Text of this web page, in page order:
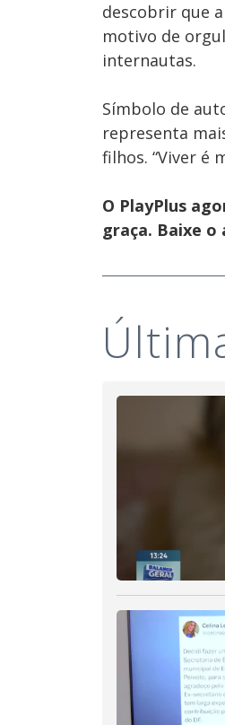
descobrir que
motivo de
internautas.
Símbolo de
representa
filhos. “Viver é
O PlayPlus
graça. Baixe o